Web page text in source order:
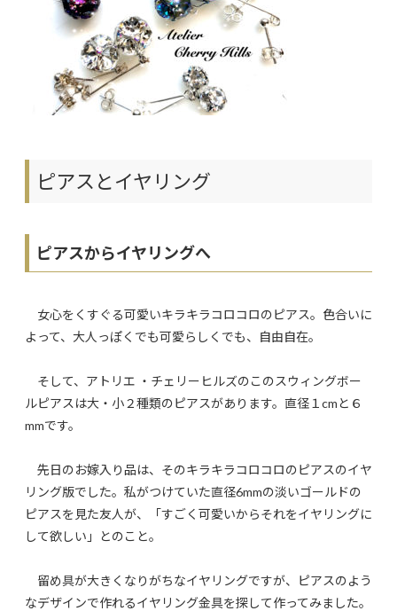
ピアスとイヤリング
ピアスからイヤリングへ
女心をくすぐる可愛いキラキラコロコロのピアス。色合いに
よって、大人っぽくでも可愛らしくでも、自由自在。
そして、アトリエ ・チェリーヒルズのこのスウィングボー
ルピアスは大・小２種類のピアスがあります。直径１cmと６
mmです。
先日のお嫁入り品は、そのキラキラコロコロのピアスのイヤ
リング版でした。私がつけていた直径6mmの淡いゴールドの
ピアスを見た友人が、「すごく可愛いからそれをイヤリングに
して欲しい」とのこと。
留め具が大きくなりがちなイヤリングですが、ピアスのよう
なデザインで作れるイヤリング金具を探して作ってみました。